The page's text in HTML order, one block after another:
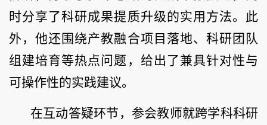
时分享了科研成果提质升级的实用方法。此
外，他还围绕产教融合项目落地、科研团队
组建培育等热点问题，给出了兼具针对性与
可操作性的实践建议。
在互动答疑环节，参会教师就跨学科科研